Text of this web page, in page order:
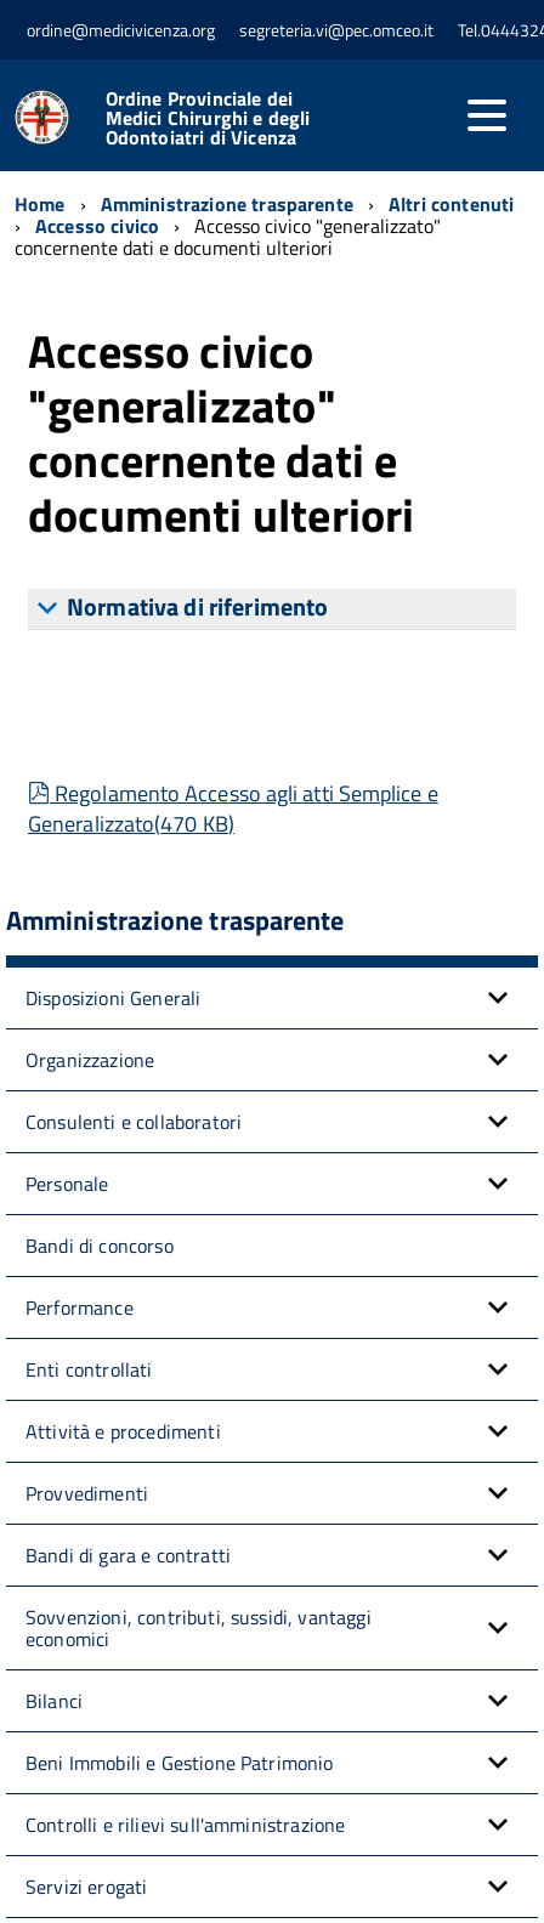
ordine@medicivicenza.org segreteria.vi@pec.omceo.it
Ordine Provinciale dei
Medici Chirurghi e degli
Odontoiatri di Vicenza
Home Amministrazione trasparente Altri contenuti
Accesso civico Accesso civico "generalizzato"
concernente dati e documenti ulteriori
Accesso civico
"generalizzato"
concernente dati e
documenti ulteriori
Normativa di riferimento
pdf
Regolamento Accesso agli atti Semplice e
Generalizzato(470 KB)
Amministrazione trasparente
Disposizioni Generali
Organizzazione
Consulenti e collaboratori
Personale
Bandi di concorso
Performance
Enti controllati
Attività e procedimenti
Provvedimenti
Bandi di gara e contratti
Sovvenzioni, contributi, sussidi, vantaggi
economici
Bilanci
Beni Immobili e Gestione Patrimonio
Controlli e rilievi sull'amministrazione
Servizi erogati